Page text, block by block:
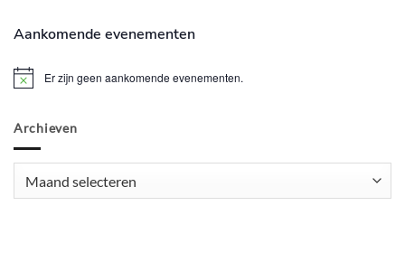
Aankomende evenementen
BerichtEr zijn geen aankomende evenementen.
Archieven